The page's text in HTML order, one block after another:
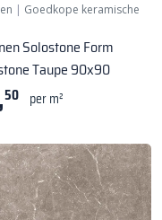
| Goedkope keramische
Solostone Form
Taupe 90x90
50 per m²